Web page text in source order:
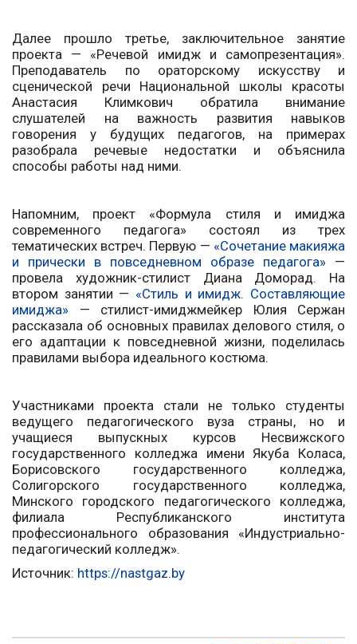
Далее прошло третье, заключительное занятие
проекта — «Речевой имидж и самопрезентация».
Преподаватель по ораторскому искусству и
сценической речи Национальной школы красоты
Анастасия Климкович обратила внимание
слушателей на важность развития навыков
говорения у будущих педагогов, на примерах
разобрала речевые недостатки и объяснила
способы работы над ними.
Напомним, проект «Формула стиля и имиджа
современного педагога» состоял из трех
тематических встреч. Первую — «Сочетание макияжа
и прически в повседневном образе педагога» —
провела художник-стилист Диана Доморад. На
втором занятии — «Стиль и имидж. Составляющие
имиджа» — стилист-имиджмейкер Юлия Сержан
рассказала об основных правилах делового стиля, о
его адаптации к повседневной жизни, поделилась
правилами выбора идеального костюма.
Участниками проекта стали не только студенты
ведущего педагогического вуза страны, но и
учащиеся выпускных курсов Несвижского
государственного колледжа имени Якуба Коласа,
Борисовского государственного колледжа,
Солигорского государственного колледжа,
Минского городского педагогического колледжа,
филиала Республиканского института
профессионального образования «Индустриально-
педагогический колледж».
Источник: https://nastgaz.by